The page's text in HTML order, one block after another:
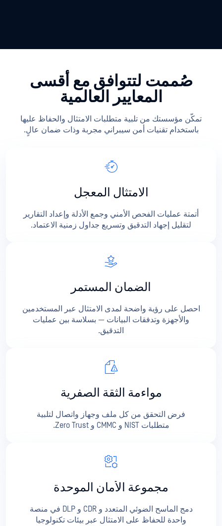
صُممت لتتوافق مع أقسى
المعايير العالمية
تمكّن مؤسستك من تلبية متطلبات الامتثال والحفاظ عليها
باستخدام تقنيات أمن سيبراني مجربة وذات ضمان عالٍ.
الامتثال المعجل
أتمتة عمليات الفحص الأمني وجمع الأدلة وإعداد التقارير
لتقليل إجهاد التدقيق وتسريع جداول زمنية الاعتماد.
الضمان المستمر
احصل على رؤية واضحة لمدى الامتثال عبر المستخدمين
والأجهزة وتدفقات البيانات — بسلاسة بين عمليات
التدقيق.
مواءمة الثقة الصفرية
فرض التحقق من كل ملف وجهاز واتصال لتلبية
متطلبات NIST و CMMC و Zero Trust.
مجموعة الأمان الموحدة
دمج الماسح الضوئي المتعدد و CDR و DLP في منصة
واحدة للحفاظ على الامتثال عبر بيئات تكنولوجيا